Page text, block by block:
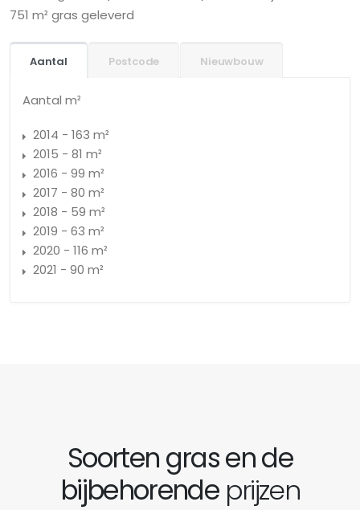
751 m² gras geleverd
Aantal Postcode Nieuwbouw
Aantal m²
2014 - 163 m²
2015 - 81 m²
2016 - 99 m²
2017 - 80 m²
2018 - 59 m²
2019 - 63 m²
2020 - 116 m²
2021 - 90 m²
Soorten gras en de
bijbehorendeprijzen